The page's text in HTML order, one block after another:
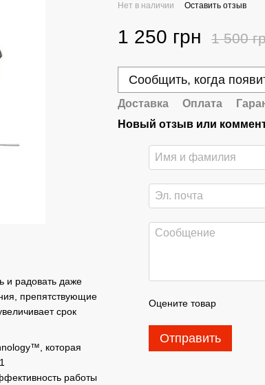
и радовать даже
препятствующие
срок
которая
работы
Нет в наличии Оставить отзыв
1 250 грн 1 500
Сообщить, когда
Доставка Оплата
Новый отзыв или
Оцените товар
Отправить